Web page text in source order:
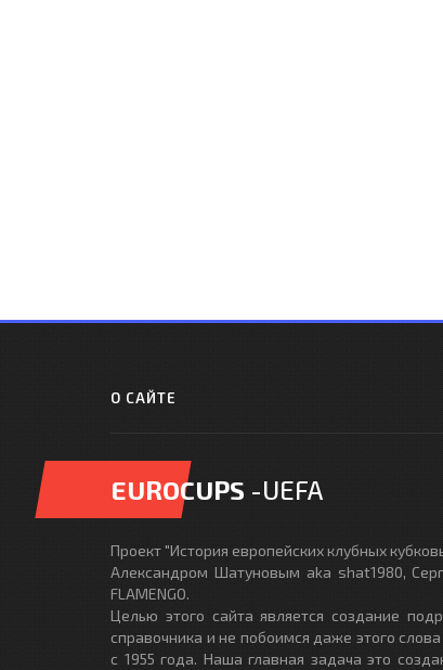
О САЙТЕ
EUROCUPS -UEFA
Проект "История европейских клубных
Александром Шатуновым aka shat1980,
FLAMENGO.
Целью этого сайта является создание
справочника и не побоимся даже этого
с 1955 года. Наша главная задача это